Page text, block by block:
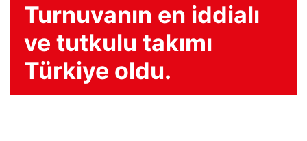
Turnuvanın en iddialı
ve tutkulu takımı
Türkiye oldu.